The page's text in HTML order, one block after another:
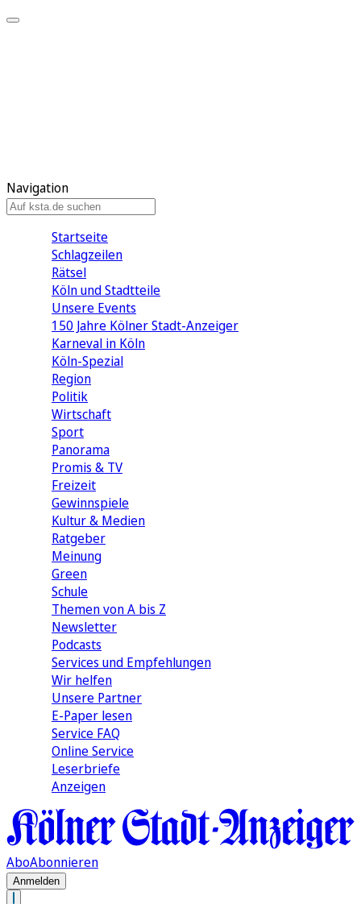
Navigation
Startseite
Schlagzeilen
Rätsel
Köln und Stadtteile
Unsere Events
150 Jahre Kölner Stadt-Anzeiger
Karneval in Köln
Köln-Spezial
Region
Politik
Wirtschaft
Sport
Panorama
Promis & TV
Freizeit
Gewinnspiele
Kultur & Medien
Ratgeber
Meinung
Green
Schule
Themen von A bis Z
Newsletter
Podcasts
Services und Empfehlungen
Wir helfen
Unsere Partner
E-Paper lesen
Service FAQ
Online Service
Leserbriefe
Anzeigen
AboAbonnieren
Anmelden